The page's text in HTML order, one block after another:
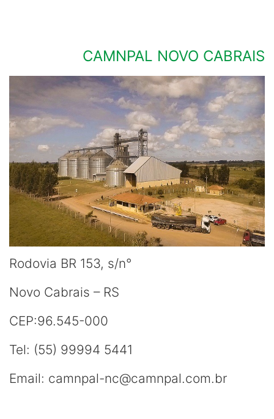
CAMNPAL NOVO CABRAIS
Rodovia BR 153, s/n°
Novo Cabrais – RS
CEP:96.545-000
Tel: (55) 99994 5441
Email: camnpal-nc@camnpal.com.br